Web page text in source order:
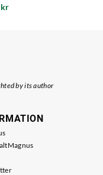
kr
by its author